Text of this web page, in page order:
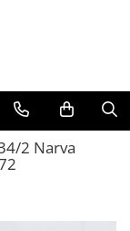
2 Narva